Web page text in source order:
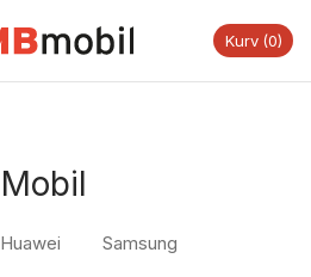
Kurv 0
Mobil
Huawei Samsung